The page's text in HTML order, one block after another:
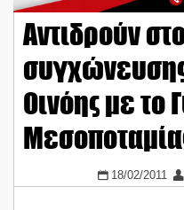
Αντιδρούν
Οινόης με το
18/02/2011